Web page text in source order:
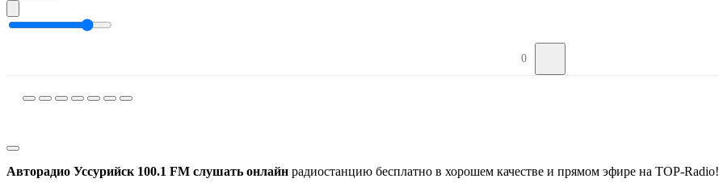
0
Авторадио Уссурийск 100.1 FM слушать онлайн радиостанцию бесплатно в хорошем качестве и прямом эфире на TOP-Radio!